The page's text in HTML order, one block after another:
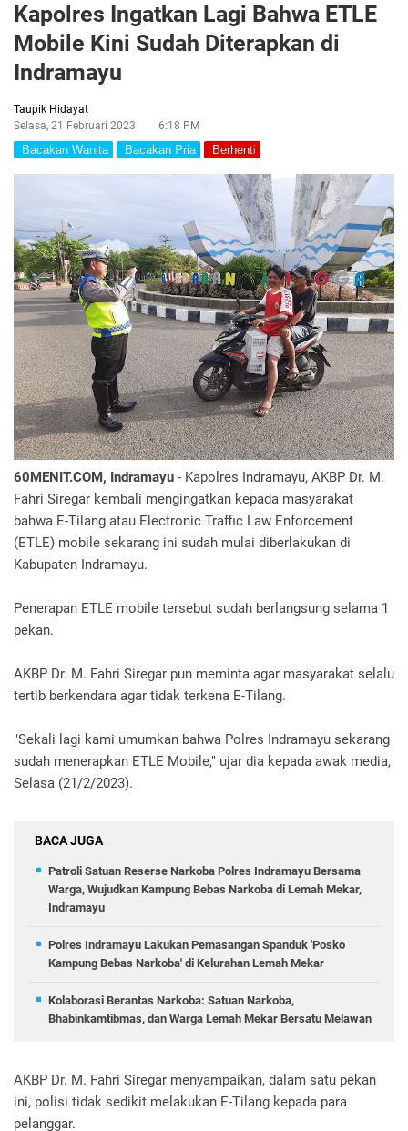
Kapolres Ingatkan Lagi Bahwa ETLE
Mobile Kini Sudah Diterapkan di
Indramayu
Taupik Hidayat
Selasa, 21 Februari 2023
6:18 PM
Bacakan Wanita Bacakan Pria Berhenti
60MENIT.COM, Indramayu - Kapolres Indramayu, AKBP Dr. M.
Fahri Siregar kembali mengingatkan kepada masyarakat
bahwa E-Tilang atau Electronic Traffic Law Enforcement
(ETLE) mobile sekarang ini sudah mulai diberlakukan di
Kabupaten Indramayu.
Penerapan ETLE mobile tersebut sudah berlangsung selama 1
pekan.
AKBP Dr. M. Fahri Siregar pun meminta agar masyarakat selalu
tertib berkendara agar tidak terkena E-Tilang.
"Sekali lagi kami umumkan bahwa Polres Indramayu sekarang
sudah menerapkan ETLE Mobile," ujar dia kepada awak media,
Selasa (21/2/2023).
BACA JUGA
Patroli Satuan Reserse Narkoba Polres Indramayu Bersama
Warga, Wujudkan Kampung Bebas Narkoba di Lemah Mekar,
Indramayu
Polres Indramayu Lakukan Pemasangan Spanduk 'Posko
Kampung Bebas Narkoba' di Kelurahan Lemah Mekar
Kolaborasi Berantas Narkoba: Satuan Narkoba,
Bhabinkamtibmas, dan Warga Lemah Mekar Bersatu Melawan
AKBP Dr. M. Fahri Siregar menyampaikan, dalam satu pekan
ini, polisi tidak sedikit melakukan E-Tilang kepada para
pelanggar.